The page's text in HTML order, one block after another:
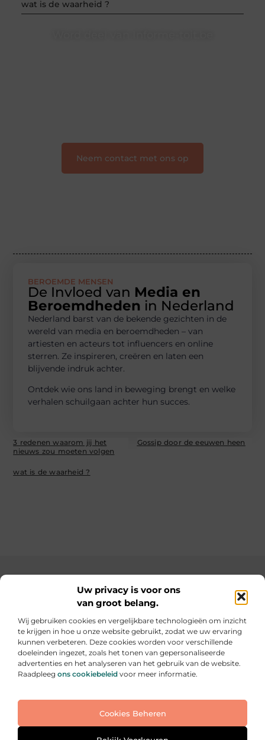
Uw privacy is voor ons
van groot belang.
Wij gebruiken cookies en vergelijkbare technologieën om inzicht
te krijgen in hoe u onze website gebruikt, zodat we uw ervaring
kunnen verbeteren. Deze cookies worden voor verschillende
doeleinden ingezet, zoals het tonen van gepersonaliseerde
advertenties en het analyseren van het gebruik van de website.
Raadpleeg ons cookiebeleid voor meer informatie.
Cookies Beheren
wat is de waarheid ?
Neem contact met ons op
BEROEMDE MENSEN
De Invloed van Media en
Beroemdheden in Nederland
Nederland barst van de bekende gezichten in de
wereld van media en beroemdheden – van
artiesten en acteurs tot influencers en online
sterren. Ze inspireren, creëren en laten een
blijvende indruk achter.
Ontdek wie ons land in beweging brengt en welke
verhalen schuilgaan achter hun succes.
3 redenen waarom jij het
nieuws zou moeten volgen
Gossip door de eeuwen heen
wat is de waarheid ?
Elke dag iets nieuws op informe-toit.be
Praktische tips, slimme ideeën en boeiende verhalen
voor jouw dagelijks leven.